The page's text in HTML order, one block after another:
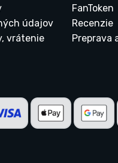
údajov
vrátenie
FanToken
Recenzie
Preprava